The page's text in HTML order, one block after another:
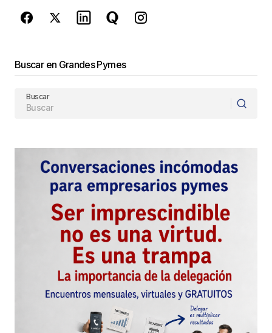
Enviar Comentario
Buscar en Grandes Pymes
Buscar